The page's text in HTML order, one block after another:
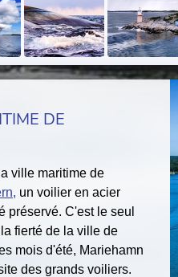
DE
ville maritime de
un voilier en acier
préservé. C'est le seul
fierté de la ville de
mois d'été, Mariehamn
des grands voiliers.